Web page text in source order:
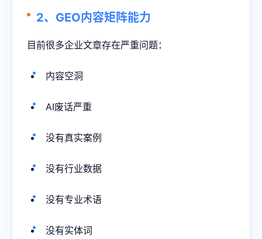
2、GEO内容矩阵能力
目前很多企业文章存在严重问题：
内容空洞
AI废话严重
没有真实案例
没有行业数据
没有专业术语
没有实体词